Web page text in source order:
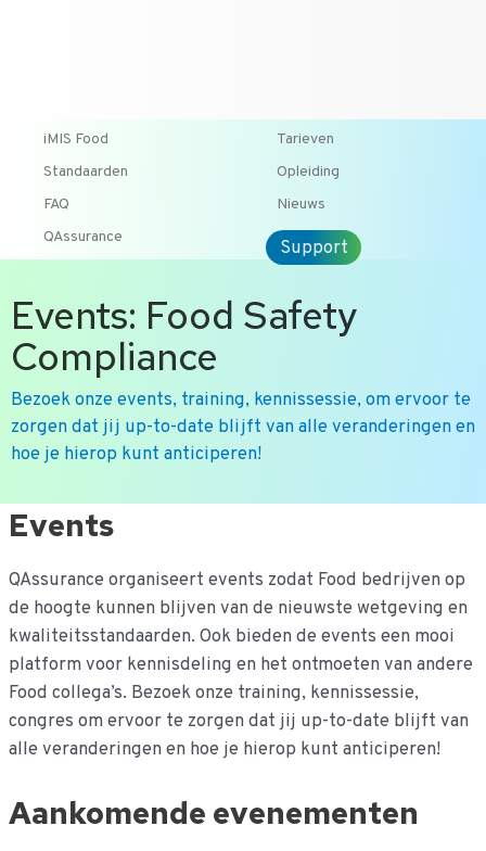
iMIS Food
Tarieven
Standaarden
Opleiding
FAQ
Nieuws
QAssurance
Support
Events: Food Safety
Compliance
Bezoek onze events, training, kennissessie, om ervoor te
zorgen dat jij up-to-date blijft van alle veranderingen en
hoe je hierop kunt anticiperen!
Ga
naar
inhoud
Events
QAssurance organiseert events zodat Food bedrijven op
de hoogte kunnen blijven van de nieuwste wetgeving en
kwaliteitsstandaarden. Ook bieden de events een mooi
platform voor kennisdeling en het ontmoeten van andere
Food collega’s. Bezoek onze training, kennissessie,
congres om ervoor te zorgen dat jij up-to-date blijft van
alle veranderingen en hoe je hierop kunt anticiperen!
Aankomende evenementen